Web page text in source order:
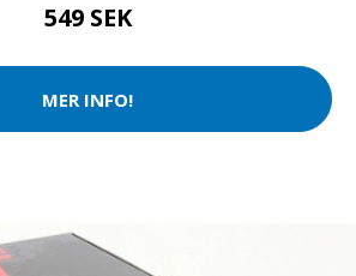
549 SEK
MER INFO!